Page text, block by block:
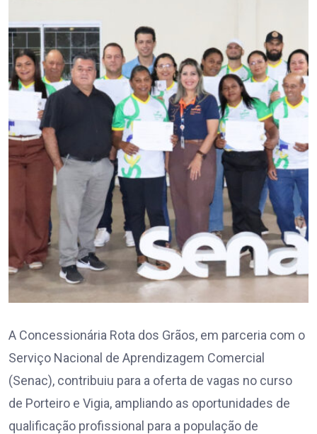
A Concessionária Rota dos Grãos, em parceria com o
Serviço Nacional de Aprendizagem Comercial
(Senac), contribuiu para a oferta de vagas no curso
de Porteiro e Vigia, ampliando as oportunidades de
qualificação profissional para a população de